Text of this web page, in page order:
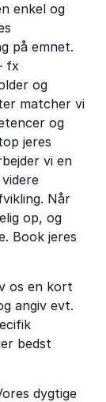
enkel og
på emnet.
fx
og
matcher vi
og
jeres
vi en
Når
op, og
Book jeres
os en kort
angiv evt.
bedst
dygtige